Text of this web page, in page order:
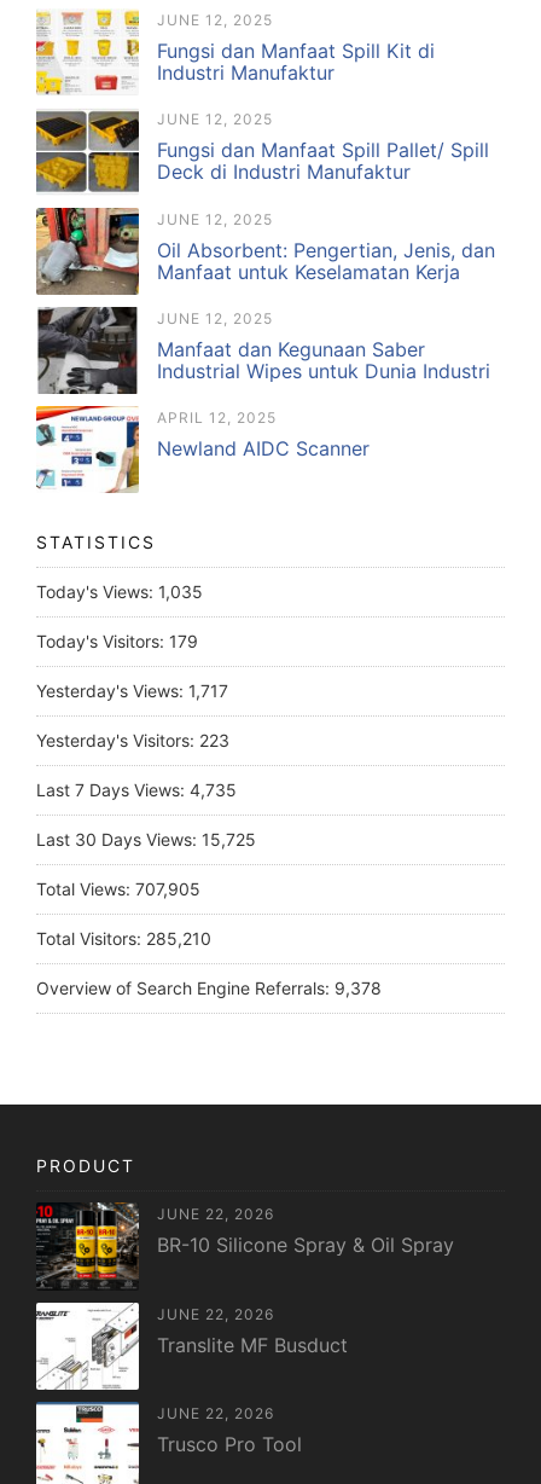
JUNE 12, 2025
Fungsi dan Manfaat Spill Kit di
Industri Manufaktur
JUNE 12, 2025
Fungsi dan Manfaat Spill Pallet/ Spill
Deck di Industri Manufaktur
JUNE 12, 2025
Oil Absorbent: Pengertian, Jenis, dan
Manfaat untuk Keselamatan Kerja
JUNE 12, 2025
Manfaat dan Kegunaan Saber
Industrial Wipes untuk Dunia Industri
APRIL 12, 2025
Newland AIDC Scanner
STATISTICS
Today's Views: 1,035
Today's Visitors: 179
Yesterday's Views: 1,717
Yesterday's Visitors: 223
Last 7 Days Views: 4,735
Last 30 Days Views: 15,725
Total Views: 707,905
Total Visitors: 285,210
Overview of Search Engine Referrals: 9,378
PRODUCT
JUNE 22, 2026
BR-10 Silicone Spray & Oil Spray
JUNE 22, 2026
Translite MF Busduct
JUNE 22, 2026
Trusco Pro Tool